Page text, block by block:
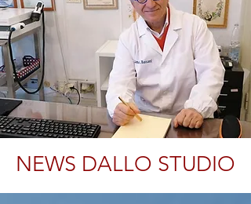
NEWS DALLO STUDIO